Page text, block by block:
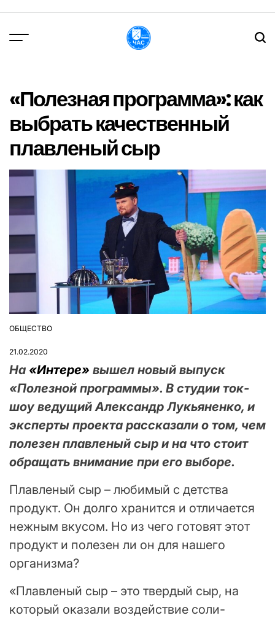
вмісту
«Полезная программа»: как
выбрать качественный
плавленый сыр
ОПУБЛІКУВАТИ
ОБЩЕСТВО
21.02.2020
На «Интере» вышел новый выпуск
«Полезной программы». В студии ток-
шоу ведущий Александр Лукьяненко, и
эксперты проекта рассказали о том, чем
полезен плавленый сыр и на что стоит
обращать внимание при его выборе.
Плавленый сыр – любимый с детства
продукт. Он долго хранится и отличается
нежным вкусом. Но из чего готовят этот
продукт и полезен ли он для нашего
организма?
«Плавленый сыр – это твердый сыр, на
который оказали воздействие соли-